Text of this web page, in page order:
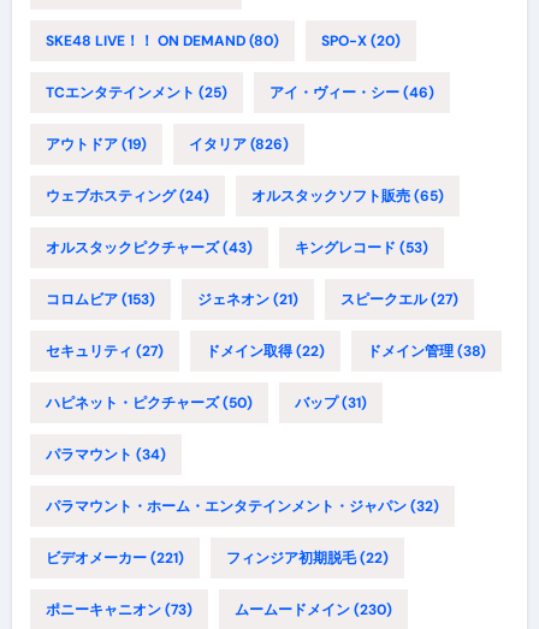
SKE48 LIVE！！ ON DEMAND(80) SPO-X(20)
TCエンタテインメント (25) アイ・ヴィー・シー(46)
アウトドア(19) イタリア(826)
ウェブホスティング(24) オルスタックソフト販売(65)
オルスタックピクチャーズ(43) キングレコード (53)
コロムビア(153) ジェネオン(21) スピークエル(27)
セキュリティ (27) ドメイン取得(22) ドメイン管理(38)
ハピネット・ピクチャーズ(50) バップ(31)
パラマウント (34)
パラマウント・ホーム・エンタテインメント・ジャパン(32)
ビデオメーカー(221) フィンジア初期脱毛(22)
ポニーキャニオン(73) ムームードメイン(230)